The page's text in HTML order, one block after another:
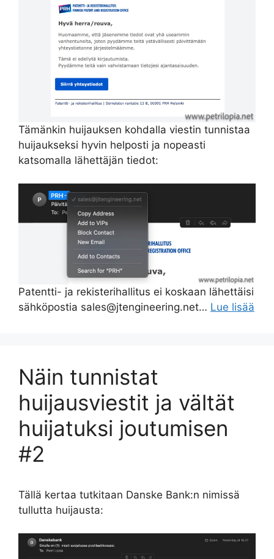
Tämänkin huijauksen kohdalla viestin tunnistaa
huijaukseksi hyvin helposti ja nopeasti
katsomalla lähettäjän tiedot:
Patentti- ja rekisterihallitus ei koskaan lähettäisi
sähköpostia sales@jtengineering.net… Lue lisää
Näin tunnistat
huijausviestit ja vältät
huijatuksi joutumisen
#2
Tällä kertaa tutkitaan Danske Bank:n nimissä
tullutta huijausta: